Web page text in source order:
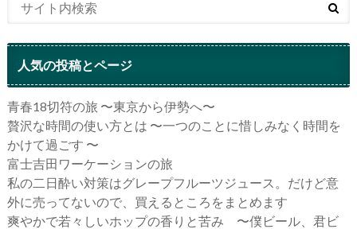
人気の投稿とページ
青春18切符の旅 〜東京から伊勢へ〜
贅沢な時間の使い方とは 〜一つのことに惜しみなく時間を
かけて過ごす 〜
富士吉田ワーケーションの旅
私の二日酔い対策はグレープフルーツジュース。だけど意
外に売ってないので、買えるところをまとめます
爽やかで若々しいホップの香りと苦み 〜僕ビール、君ビ